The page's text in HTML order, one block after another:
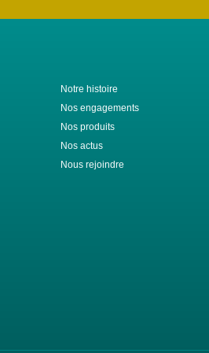
Notre histoire
Nos engagements
Nos produits
Nos actus
Nous rejoindre